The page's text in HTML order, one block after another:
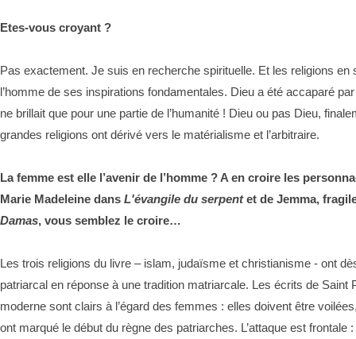
Etes-vous croyant ?
Pas exactement. Je suis en recherche spirituelle. Et les religions en
l’homme de ses inspirations fondamentales. Dieu a été accaparé
ne brillait que pour une partie de l’humanité ! Dieu ou pas Dieu,
grandes religions ont dérivé vers le matérialisme et l’arbitraire.
La femme est elle l’avenir de l’homme ? A en croire les
Marie Madeleine dans L'évangile du serpentet de Jemma,
Damas, vous semblez le croire…
Les trois religions du livre – islam, judaïsme et christianisme - ont
patriarcal en réponse à une tradition matriarcale. Les écrits de Saint
moderne sont clairs à l’égard des femmes : elles doivent être
ont marqué le début du règne des patriarches. L’attaque est frontale